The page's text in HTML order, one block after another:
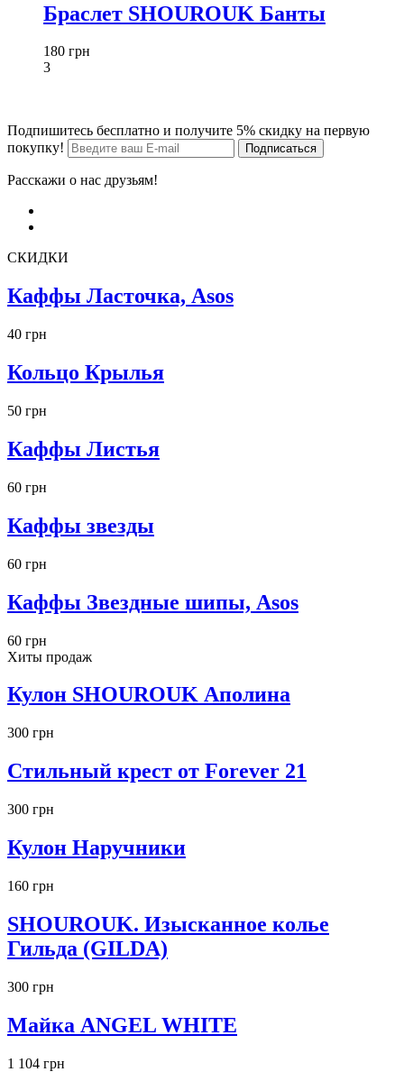
Браслет SHOUROUK Банты
180 грн
3
Подпишитесь бесплатно и получите 5% скидку на первую
покупку!
Расскажи о нас друзьям!
СКИДКИ
Каффы Ласточка, Asos
40 грн
Кольцо Крылья
50 грн
Каффы Листья
60 грн
Каффы звезды
60 грн
Каффы Звездные шипы, Asos
60 грн
Хиты продаж
Кулон SHOUROUK Аполина
300 грн
Стильный крест от Forever 21
300 грн
Кулон Наручники
160 грн
SHOUROUK. Изысканное колье
Гильда (GILDA)
300 грн
Майка ANGEL WHITE
1 104 грн